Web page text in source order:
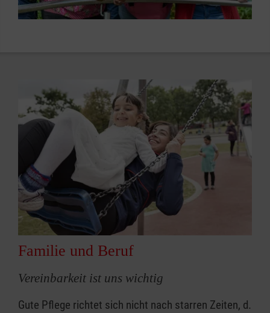
Familie und Beruf
Vereinbarkeit ist uns wichtig
Gute Pflege richtet sich nicht nach starren Zeiten, d.